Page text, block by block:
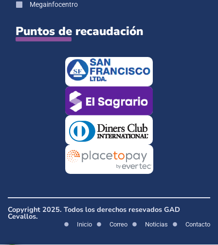
Megainfocentro
Puntos de recaudación
Copyright 2025. Todos los derechos resevados GAD
Cevallos.
Inicio Correo Noticias Contacto